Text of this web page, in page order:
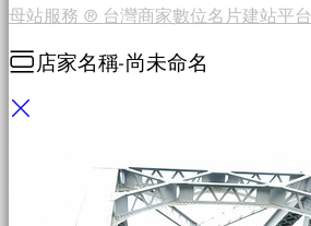
母站服務 ® 台灣商家數位名片建站平台
店家名稱-尚未命名